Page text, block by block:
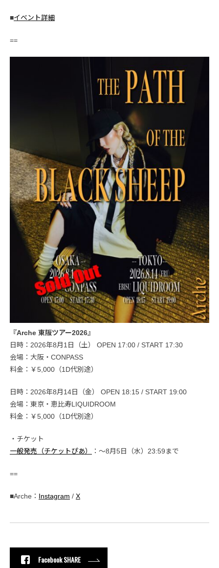
■イベント詳細
==
『Arche 東阪ツアー2026』
日時：2026年8月1日（土） OPEN 17:00 / START 17:30
会場：大阪・CONPASS
料金：￥5,000（1D代別途）
日時：2026年8月14日（金） OPEN 18:15 / START 19:00
会場：東京・恵比寿LIQUIDROOM
料金：￥5,000（1D代別途）
・チケット
一般発売（チケットぴあ）
：〜8月5日（水）23:59まで
==
■Arche： Instagram / X
Facebook SHARE